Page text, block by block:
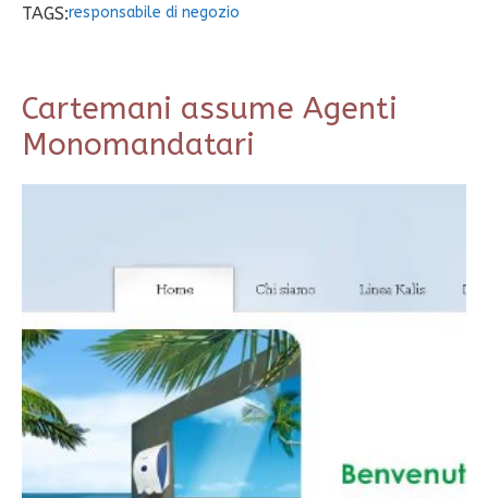
TAGS:responsabile di negozio
Cartemani assume Agenti
Monomandatari